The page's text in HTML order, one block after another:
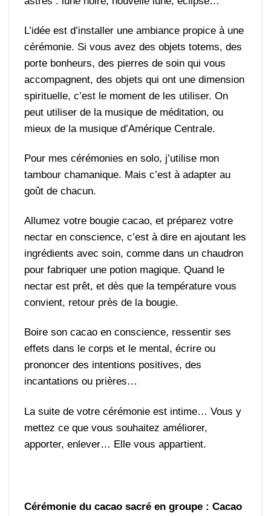
L’idée est d’installer une ambiance propice à une
cérémonie. Si vous avez des objets totems, des
porte bonheurs, des pierres de soin qui vous
accompagnent, des objets qui ont une dimension
spirituelle, c’est le moment de les utiliser. On
peut utiliser de la musique de méditation, ou
mieux de la musique d’Amérique Centrale.
Pour mes cérémonies en solo, j’utilise mon
tambour chamanique. Mais c’est à adapter au
goût de chacun.
Allumez votre bougie cacao, et préparez votre
nectar en conscience, c’est à dire en ajoutant les
ingrédients avec soin, comme dans un chaudron
pour fabriquer une potion magique. Quand le
nectar est prêt, et dès que la température vous
convient, retour près de la bougie.
Boire son cacao en conscience, ressentir ses
effets dans le corps et le mental, écrire ou
prononcer des intentions positives, des
incantations ou prières…
La suite de votre cérémonie est intime… Vous y
mettez ce que vous souhaitez améliorer,
apporter, enlever… Elle vous appartient.
Cérémonie du cacao sacré en groupe : Cacao